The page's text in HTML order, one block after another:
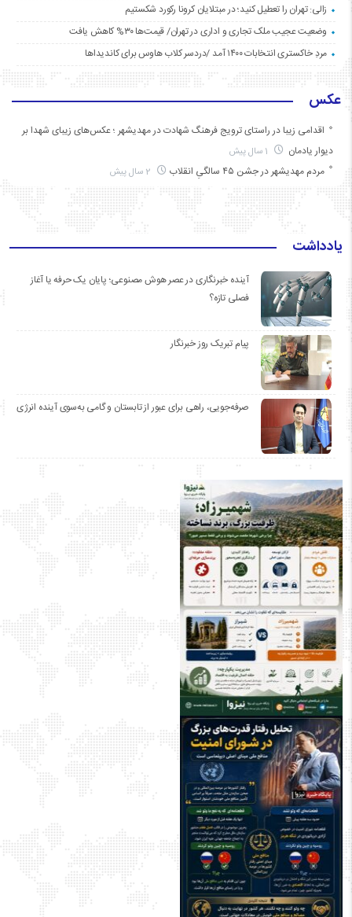
زالی: تهران را تعطیل کنید؛ در مبتلایان کرونا رکورد شکستیم
وضعیت عجیب ملک تجاری و اداری در تهران/ قیمت‌ها ۳۰% کاهش یافت
مردِ خاکستری انتخابات ۱۴۰۰ آمد /دردسر کلاب هاوس برای کاندیداها
عکس
اقدامی زیبا در راستای ترویج فرهنگ شهادت در مهدیشهر ؛ عکس‌های زیبای شهدا بر
دیوار یادمان
مردم مهدیشهر در جشن ۴۵ سالگیِ انقلاب
یادداشت
آینده خبرنگاری در عصر هوش مصنوعی؛ پایان یک حرفه یا آغاز
فصلی تازه؟
پیام تبریک روز خبرنگار
صرفه‌جویی، راهی برای عبور از تابستان و گامی به‌سوی آینده انرژی